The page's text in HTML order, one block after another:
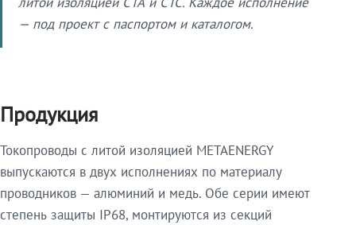
— под проект с паспортом и каталогом.
Продукция
Токопроводы с литой изоляцией METAENERGY
выпускаются в двух исполнениях по материалу
проводников — алюминий и медь. Обе серии имеют
степень защиты IP68, монтируются из секций